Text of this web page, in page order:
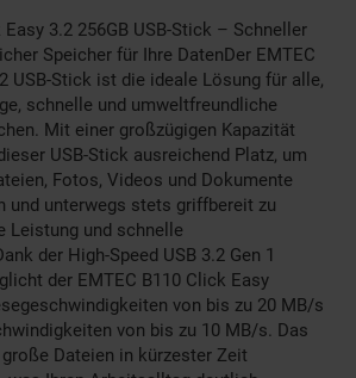
3.2 256GB USB-Stick – Schneller
Speicher für Ihre DatenDer EMTEC
USB-Stick ist die ideale Lösung für alle,
schnelle und umweltfreundliche
Mit einer großzügigen Kapazität
USB-Stick ausreichend Platz, um
Fotos, Videos und Dokumente
und unterwegs stets griffbereit zu
Leistung und schnelle
der High-Speed USB 3.2 Gen 1
der EMTEC B110 Click Easy
von bis zu 20 MB/s
von bis zu 10 MB/s. Das
Dateien in kürzester Zeit